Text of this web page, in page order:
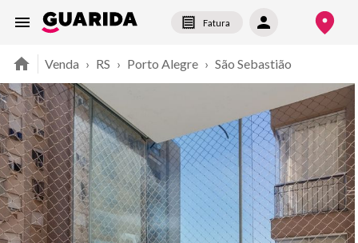
Fatura
Venda › RS › Porto Alegre › São Sebastião